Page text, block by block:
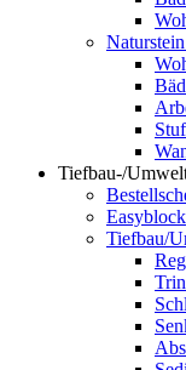
Naturstein
Tiefbau-/
Easyblock
Tiefbau/